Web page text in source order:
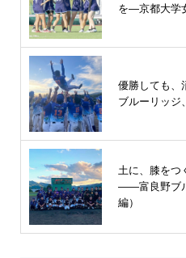
を―京都大学
優勝しても
ブルーリッジ
土に、膝をつ
――富良野ブ
編）